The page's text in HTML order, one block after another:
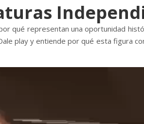
qué representan una oportunidad
play y entiende por qué esta figura